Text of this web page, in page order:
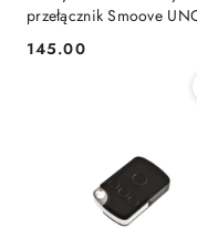
przełącznik Smoove
Cena:
145.00